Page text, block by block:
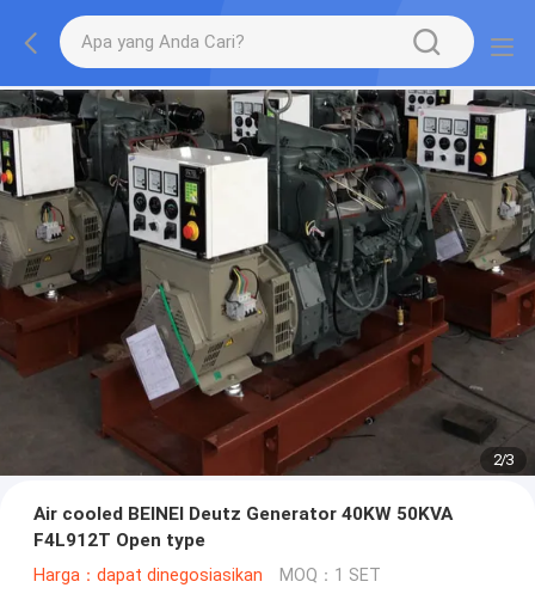
2/3
Air cooled BEINEI Deutz Generator 40KW 50KVA
F4L912T Open type
Harga：dapat dinegosiasikan MOQ：1 SET